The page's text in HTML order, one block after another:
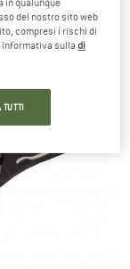
del nostro sito web
compresi i rischi di
informativa sulladi
TUTTI